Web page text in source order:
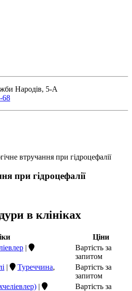
Народів, 5-А
68
втручання при гідроцефалії
при гідроцефалії
в клініках
Ціни
|
Вартість за
запитом
| Туреччина,
Вартість за
запитом
|
Вартість за